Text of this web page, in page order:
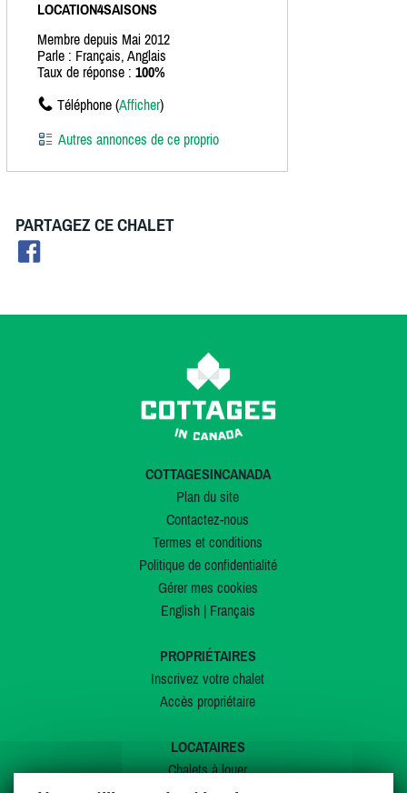
LOCATION4SAISONS
Membre depuis Mai 2012
Parle : Français, Anglais
Taux de réponse : 100%
Téléphone (Afficher)
Autres annonces de ce proprio
PARTAGEZ CE CHALET
COTTAGESINCANADA
Plan du site
Contactez-nous
Termes et conditions
Politique de confidentialité
Gérer mes cookies
English| Français
PROPRIÉTAIRES
Inscrivez votre chalet
Accès propriétaire
LOCATAIRES
Chalets à louer